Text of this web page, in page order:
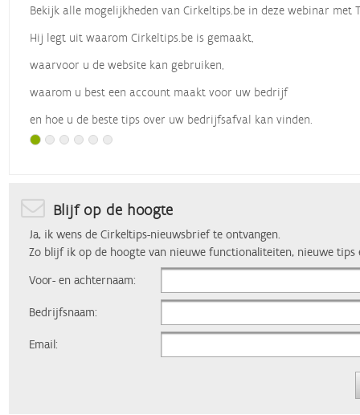
Bekijk alle mogelijkheden van Cirkeltips.be in deze webinar met
Hij legt uit waarom Cirkeltips.be is gemaakt,
waarvoor u de website kan gebruiken,
waarom u best een account maakt voor uw bedrijf
en hoe u de beste tips over uw bedrijfsafval kan vinden.
Blijf op de hoogte
Ja, ik wens de Cirkeltips-nieuwsbrief te ontvangen.
Zo blijf ik op de hoogte van nieuwe functionaliteiten, nieuwe tips
Voor- en achternaam:
Bedrijfsnaam:
Email: